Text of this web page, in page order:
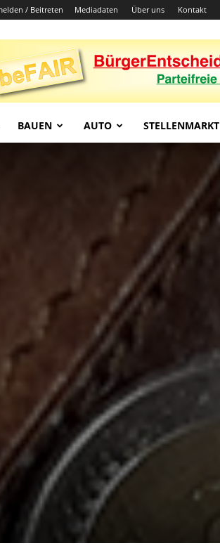
/ Beitreten Mediadaten Über uns Kontakt
BAUEN AUTO STELLENMARKT